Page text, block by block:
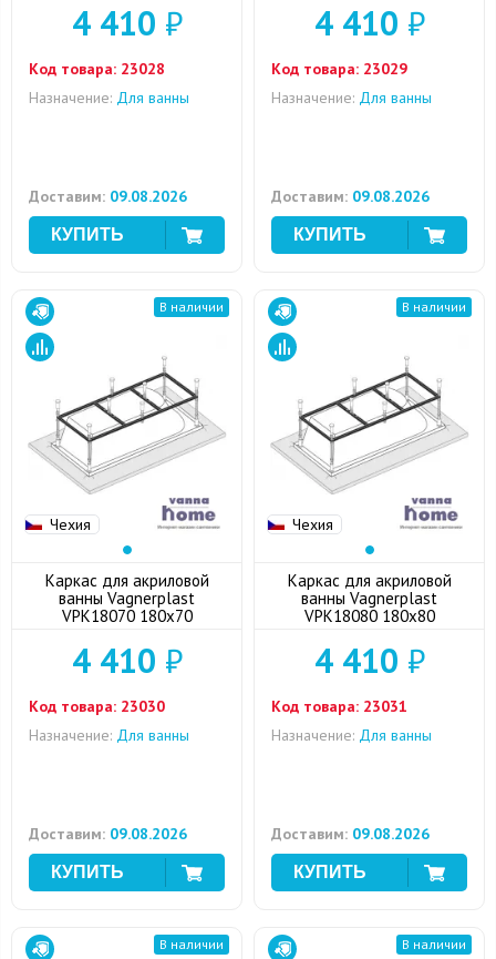
4 410 ₽
Код товара: 23028
Назначение: Для ванны
Доставим: 09.08.2026
4 410 ₽
Код товара: 23029
Назначение: Для ванны
Доставим: 09.08.2026
Чехия
В наличии
Каркас для акриловой
ванны Vagnerplast
VPK18070 180x70
4 410 ₽
Код товара: 23030
Назначение: Для ванны
Доставим: 09.08.2026
Чехия
В наличии
Каркас для акриловой
ванны Vagnerplast
VPK18080 180x80
4 410 ₽
Код товара: 23031
Назначение: Для ванны
Доставим: 09.08.2026
В наличии В наличии